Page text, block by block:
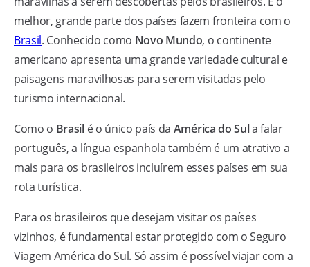
melhor, grande parte dos países fazem fronteira com o
Brasil. Conhecido como Novo Mundo, o continente
americano apresenta uma grande variedade cultural e
paisagens maravilhosas para serem visitadas pelo
turismo internacional.
Como o Brasilé o único país da América do Sula falar
português, a língua espanhola também é um atrativo a
mais para os brasileiros incluírem esses países em sua
rota turística.
Para os brasileiros que desejam visitar os países
vizinhos, é fundamental estar protegido com o Seguro
Viagem América do Sul. Só assim é possível viajar com a